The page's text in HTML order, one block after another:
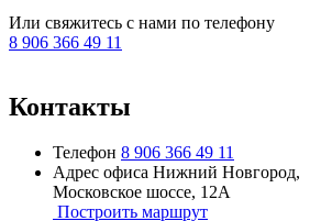
Или свяжитесь с нами по телефону
8 906 366 49 11
Контакты
Телефон 8 906 366 49 11
Адрес офиса Нижний Новгород,
Московское шоссе, 12А
Построить маршрут